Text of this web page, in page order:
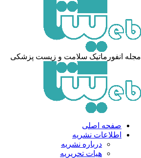
انفورماتیک سلامت و زیست پزشکی
صفحه اصلی
اطلاعات نشریه
درباره نشریه
هیات تحریریه